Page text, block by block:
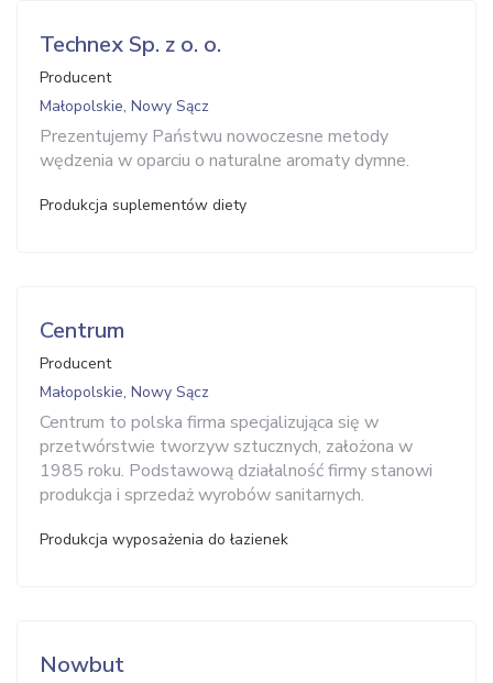
Technex Sp. z o. o.
Producent
Małopolskie, Nowy Sącz
Prezentujemy Państwu nowoczesne metody
wędzenia w oparciu o naturalne aromaty dymne.
Produkcja suplementów diety
Centrum
Producent
Małopolskie, Nowy Sącz
Centrum to polska firma specjalizująca się w
przetwórstwie tworzyw sztucznych, założona w
1985 roku. Podstawową działalność firmy stanowi
produkcja i sprzedaż wyrobów sanitarnych.
Produkcja wyposażenia do łazienek
Nowbut